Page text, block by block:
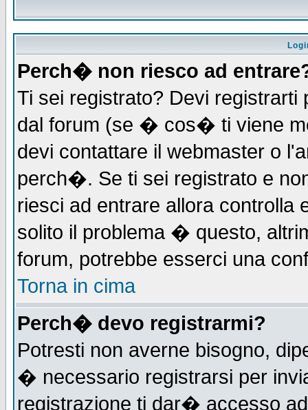
Perch� non riesco ad
Ti sei registrato? Devi registrarti
dal forum (se � cos� ti viene
devi contattare il webmaster o
perch�. Se ti sei registrato e
riesci ad entrare allora controlla
solito il problema � questo,
forum, potrebbe esserci una
Torna in cima
Perch� devo registrarmi?
Potresti non averne bisogno,
� necessario registrarsi per
registrazione ti dar� accesso